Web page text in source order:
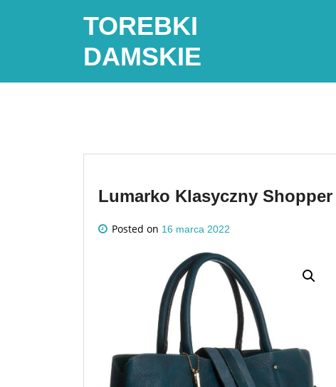
TOREBKI
DAMSKIE
Lumarko Klasyczny
Posted on 16 marca 2022